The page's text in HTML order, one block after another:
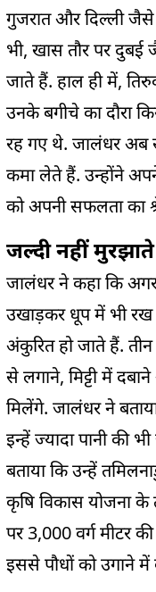
गुजरात और दिल्ली
भी, खास तौर पर दुबई
जाते हैं. हाल ही में,
उनके बगीचे का दौरा
रह गए थे. जालंधर अब
कमा लेते हैं. उन्होंने
को अपनी सफलता का
जल्‍दी नहीं
जालंधर ने कहा कि अगर
उखाड़कर धूप में भी रख
अंकुरित हो जाते हैं.
से लगाने, मिट्टी में
मिलेंगे. जालंधर ने
इन्हें ज्‍यादा पानी की
बताया कि उन्हें
कृषि विकास योजना
पर 3,000 वर्ग मीटर
इससे पौधों को उगाने में